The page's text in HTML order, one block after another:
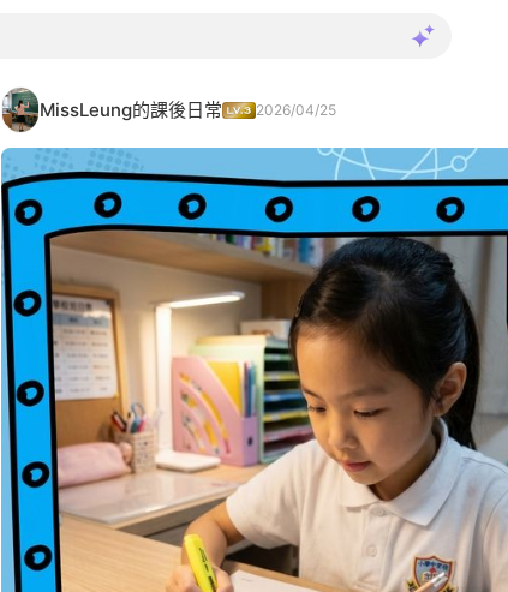
MissLeung的課後日常 2026/04/25